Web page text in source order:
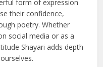
widely used on social
youth connect with